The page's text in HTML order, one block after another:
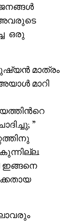
അവരുടെ
ഒരു
മാത്രം
മാറി
”
ഇങ്ങനെ